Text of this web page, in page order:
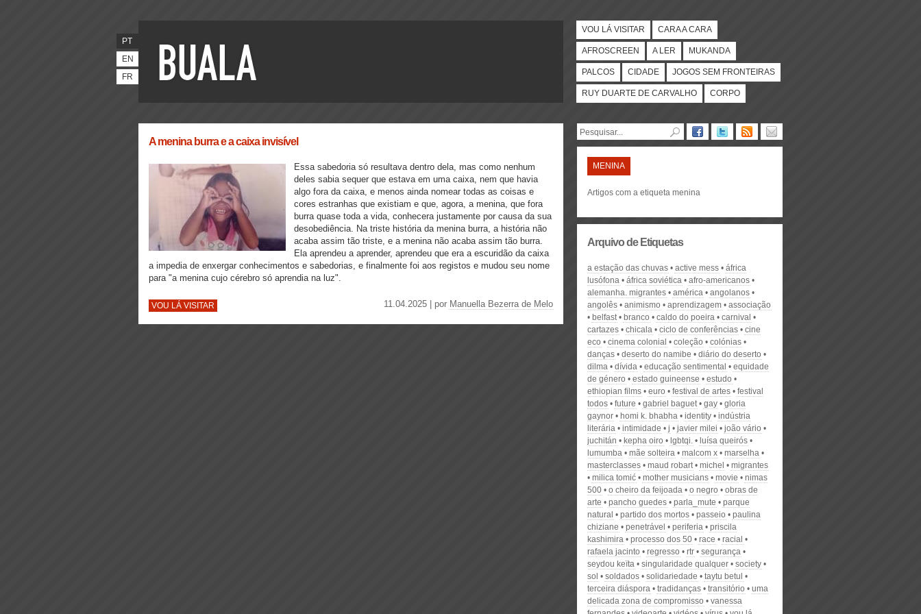
PT
EN
FR
VOU LÁ VISITAR CARA A CARA
AFROSCREEN A LER MUKANDA
PALCOS CIDADE JOGOS SEM FRONTEIRAS
RUY DUARTE DE CARVALHO CORPO
A menina burra e a caixa invisível
Essa sabedoria só resultava dentro dela, mas como nenhum
deles sabia sequer que estava em uma caixa, nem que havia
algo fora da caixa, e menos ainda nomear todas as coisas e
cores estranhas que existiam e que, agora, a menina, que fora
burra quase toda a vida, conhecera justamente por causa da sua
desobediência. Na triste história da menina burra, a história não
acaba assim tão triste, e a menina não acaba assim tão burra.
Ela aprendeu a aprender, aprendeu que era a escuridão da caixa
a impedia de enxergar conhecimentos e sabedorias, e finalmente foi aos registos e mudou seu nome
para "a menina cujo cérebro só aprendia na luz".
VOU LÁ VISITAR 11.04.2025 | por Manuella Bezerra de Melo
MENINA
Artigos com a etiqueta menina
Arquivo de Etiquetas
a estação das chuvas active mess
áfrica
lusófona
áfrica soviética
afro-americanos
alemanha. migrantes
américa
angolanos
angolês
animismo aprendizagem
associação
belfast
branco caldo do poeira
carnival
cartazes
chicala ciclo de conferências
cine
eco
cinema colonial coleção
colónias
danças
deserto do namibe
diário do deserto
dilma
dívida educação sentimental
equidade
de género
estado guineense
estudo
ethiopian films
euro festival de artes
festival
todos
future gabriel baguet gay
gloria
gaynor
homi k. bhabha identity
indústria
literária
intimidade j javier milei
joão vário
juchitán
kepha oiro lgbtqi.
luísa queirós
lumumba
mãe solteira malcom x
marselha
masterclasses
maud robart michel
migrantes
milica tomić
mother musicians movie
nimas
500
o cheiro da feijoada o negro
obras de
arte
pancho guedes parla_mute
parque
natural
partido dos mortos passeio
paulina
chiziane
penetrável periferia
priscila
kashimira
processo dos 50 race
racial
rafaela jacinto
regresso rtr
segurança
seydou keïta
singularidade qualquer
society
sol
soldados solidariedade
taytu betul
terceira diáspora
tradidanças transitório
uma
delicada zona de compromisso
vanessa